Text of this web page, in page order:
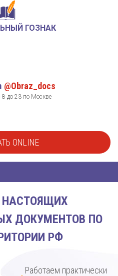
ГОЗНАК
@Obraz_docs
8 до 23 по Москве
ONLINE
ДОКУМЕНТОВ ПО
РФ
Работаем практически